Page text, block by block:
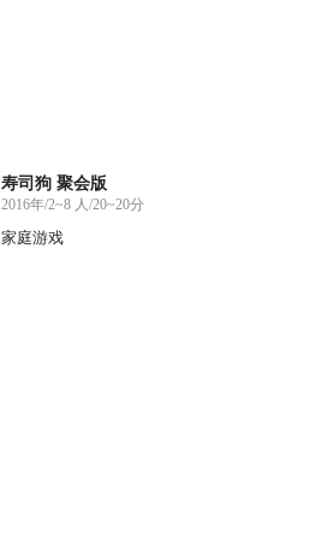
寿司狗 聚会版
2016年/2~8 人/20~20分
家庭游戏